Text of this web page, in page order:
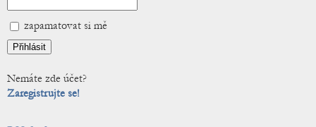
zapamatovat si mě
Nemáte zde účet?
Zaregistrujte se!